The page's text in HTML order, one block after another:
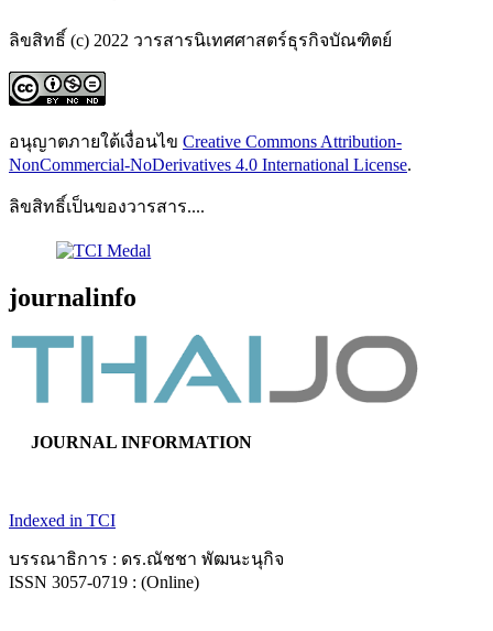
ลิขสิทธิ์ (c) 2022 วารสารนิเทศศาสตร์ธุรกิจบัณฑิตย์
อนุญาตภายใต้เงื่อนไข Creative Commons Attribution-
NonCommercial-NoDerivatives 4.0 International License.
ลิขสิทธิ์เป็นของวารสาร....
journalinfo
JOURNAL INFORMATION
Indexed in TCI
บรรณาธิการ : ดร.ณัชชา พัฒนะนุกิจ
ISSN 3057-0719 : (Online)